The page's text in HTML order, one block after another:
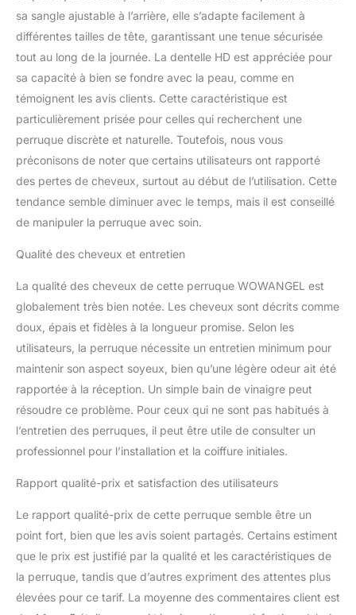
décolorés imitent les
cuir chevelu, améliorant
l'expérience utilisateur.
Cheveux Remy de qualité
supérieure : perruque
WOWANGEL HD lace
front fabriquée à 100 %
en cheveux humains
brésiliens Remy vierges
sans fourches, perte de
cheveux ou nœuds. Nos
cheveux vierges 12A
sont des cheveux
conservant leur qualité
naturelle et peuvent
durer 1 à 2 ans. Il est prêt
pour le coiffage, le
blanchiment ou la
teinture Élagage de 1,3 à
2,5 cm : la perruque en
dentelle WOWANGEL HD
garantit une longueur
réelle avec des
extrémités pré-coupées
de 1,3 à 2,5 cm,
facile. Parfait pour les
rendez-vous, les
vacances, le bureau, la
vie quotidienne, etc
sa sangle ajustable à l’arrière, elle s’adapte facilement à
différentes tailles de tête, garantissant une tenue sécurisée
tout au long de la journée. La dentelle HD est appréciée pour
sa capacité à bien se fondre avec la peau, comme en
témoignent les avis clients. Cette caractéristique est
particulièrement prisée pour celles qui recherchent une
perruque discrète et naturelle. Toutefois, nous vous
préconisons de noter que certains utilisateurs ont rapporté
des pertes de cheveux, surtout au début de l’utilisation. Cette
tendance semble diminuer avec le temps, mais il est conseillé
de manipuler la perruque avec soin.
Qualité des cheveux et entretien
La qualité des cheveux de cette perruque WOWANGEL est
globalement très bien notée. Les cheveux sont décrits comme
doux, épais et fidèles à la longueur promise. Selon les
utilisateurs, la perruque nécessite un entretien minimum pour
maintenir son aspect soyeux, bien qu’une légère odeur ait été
rapportée à la réception. Un simple bain de vinaigre peut
résoudre ce problème. Pour ceux qui ne sont pas habitués à
l’entretien des perruques, il peut être utile de consulter un
professionnel pour l’installation et la coiffure initiales.
Rapport qualité-prix et satisfaction des utilisateurs
Le rapport qualité-prix de cette perruque semble être un
point fort, bien que les avis soient partagés. Certains estiment
que le prix est justifié par la qualité et les caractéristiques de
la perruque, tandis que d’autres expriment des attentes plus
élevées pour ce tarif. La moyenne des commentaires client est